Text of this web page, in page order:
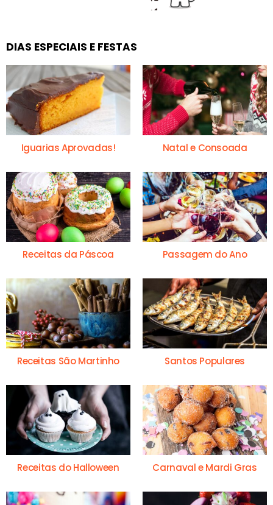
DIAS ESPECIAIS E FESTAS
Iguarias Aprovadas! Natal e Consoada
Receitas da Páscoa Passagem do Ano
Receitas São Martinho Santos Populares
Receitas do Halloween Carnaval e Mardi Gras